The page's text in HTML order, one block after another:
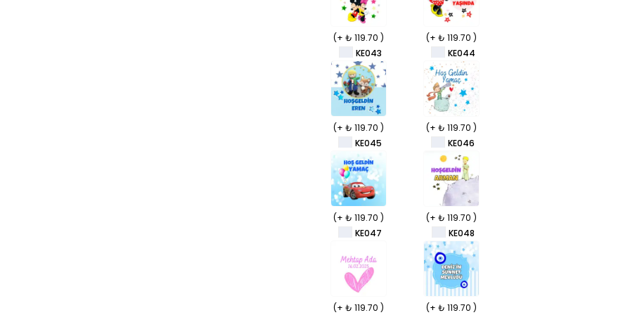
(+ ₺ 119.70 )
KE043
(+ ₺ 119.70 )
KE044
(+ ₺ 119.70 )
KE045
(+ ₺ 119.70 )
KE046
(+ ₺ 119.70 )
KE047
(+ ₺ 119.70 )
KE048
(+ ₺ 119.70 ) (+ ₺ 119.70 )